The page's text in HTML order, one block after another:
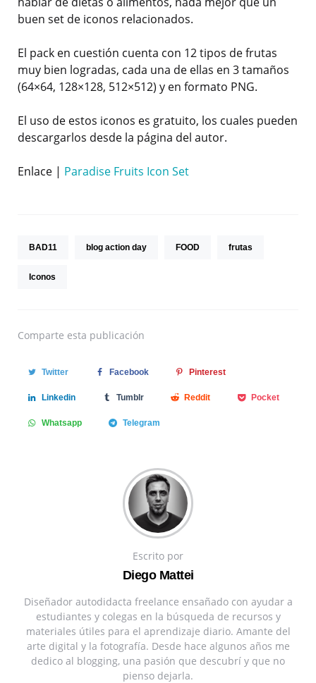
buen set de iconos relacionados.
El pack en cuestión cuenta con 12 tipos de frutas
muy bien logradas, cada una de ellas en 3 tamaños
(64×64, 128×128, 512×512) y en formato PNG.
El uso de estos iconos es gratuito, los cuales pueden
descargarlos desde la página del autor.
Enlace | Paradise Fruits Icon Set
BAD11 blog action day FOOD frutas
Iconos
Comparte esta publicación
Twitter Facebook Pinterest
Linkedin Tumblr Reddit Pocket
Whatsapp Telegram
Escrito por
Diego Mattei
Diseñador autodidacta freelance ensañado con ayudar a
estudiantes y colegas en la búsqueda de recursos y
materiales útiles para el aprendizaje diario. Amante del
arte digital y la fotografía. Desde hace algunos años me
dedico al blogging, una pasión que descubrí y que no
pienso dejarla.